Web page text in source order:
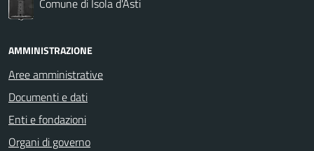
AMMINISTRAZIONE
Aree amministrative
Documenti e dati
Enti e fondazioni
Organi di governo